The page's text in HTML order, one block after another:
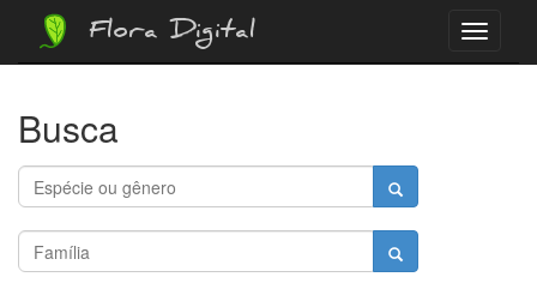
Menu
Flora Digital
Busca